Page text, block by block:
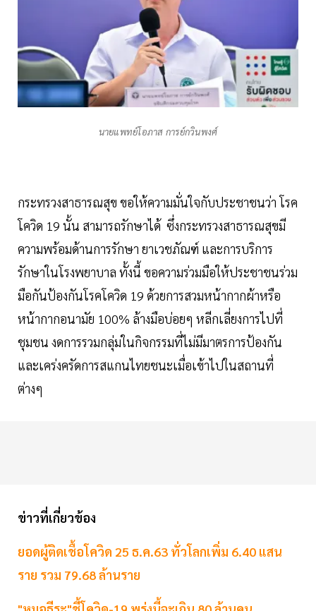
นายแพทย์โอภาส การย์กวินพงศ์
กระทรวงสาธารณสุข ขอให้ความมั่นใจกับประชาชนว่า โรค
โควิด 19 นั้น สามารถรักษาได้ ซึ่งกระทรวงสาธารณสุขมี
ความพร้อมด้านการรักษา ยาเวชภัณฑ์ และการบริการ
รักษาในโรงพยาบาล ทั้งนี้ ขอความร่วมมือให้ประชาชนร่วม
มือกันป้องกันโรคโควิด 19 ด้วยการสวมหน้ากากผ้าหรือ
หน้ากากอนามัย 100% ล้างมือบ่อยๆ หลีกเลี่ยงการไปที่
ชุมชน งดการรวมกลุ่มในกิจกรรมที่ไม่มีมาตรการป้องกัน
และเคร่งครัดการสแกนไทยชนะเมื่อเข้าไปในสถานที่
ต่างๆ
ข่าวที่เกี่ยวข้อง
ยอดผู้ติดเชื้อโควิด 25 ธ.ค.63 ทั่วโลกเพิ่ม 6.40 แสน
ราย รวม 79.68 ล้านราย